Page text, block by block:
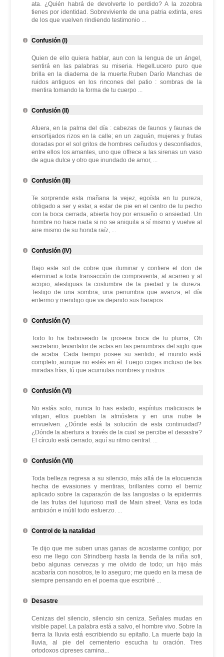
ata. ¿Quién habrá de devolverte lo perdido? A la zozobra
tienes por identidad. Sobreviviente de una patria extinta, eres
de los que vuelven rindiendo testimonio ...
Confusión (I)
Quien de ello quiera hablar, aun con la lengua de un ángel,
sentirá en las palabras su miseria. HegelLucero puro que
brilla en la diadema de la muerte.Ruben Darío Manchas de
ruidos antiguos en los rincones del patio : sombras de la
mentira tomando la forma de tu cuerpo ...
Confusión (II)
Afuera, en la palma del día : cabezas de faunos y faunas de
ensortijados rizos en la calle; en un zaguán, mujeres y frutas
doradas por el sol gritos de hombres ceñudos y desconfiados,
entre ellos los amantes, uno que offrece a las sirenas un vaso
de agua dulce y otro que inundado de amor, ...
Confusión (III)
Te sorprende esta mañana la vejez, egoísta en tu pureza,
obligado a ser y estar, a estar de pie en el centro de tu pecho
con la boca cerrada, abierta hoy por ensueño o ansiedad. Un
hombre no hace nada si no se aniquila a sí mismo y vuelve al
aire mismo de su honda raíz, ...
Confusión (IV)
Bajo este sol de cobre que iluminar y confiere el don de
eterninad a toda transacción de compraventa, al acarreo y al
acopio, atestiguas la costumbre de la piedad y la dureza.
Testigo de una sombra, una penumbra que avanza, el día
enfermo y mendigo que va dejando sus harapos ...
Confusión (V)
Todo lo ha baboseado la grosera boca de tu pluma, Oh
secretario, levantator de actas en las penumbras del siglo que
de acaba. Cada tiempo posee su sentido, el mundo está
completo, aunque no estés en él. Fuego coges incluso de las
miradas frías, tú que acumulas nombres y rostros ...
Confusión (VI)
No estás solo, nunca lo has estado, espíritus maliciosos te
viligan, ellos pueblan la atmósfera y en una nube te
envuelven. ¿Dónde está la solución de esta continuidad?
¿Dónde la abertura a través de la cual se percibe el desastre?
El círculo está cerrado, aquí su ritmo central. ...
Confusión (VII)
Toda belleza regresa a su silencio, más allá de la elocuencia
hecha de evasiones y mentiras, brillantes como el berniz
aplicado sobre la caparazón de las langostas o la epidermis
de las frutas del lujurioso mall de Main street. Vana es toda
ambición e inútil todo esfuerzo. ...
Control de la natalidad
Te dijo que me suben unas ganas de acostarme contigo; por
eso me llego con Strindberg hasta la tienda de la niña sofi,
bebo algunas cervezas y me olvido de todo; un hijo más
acabaría con nosotros, te lo aseguro; me quedo en la mesa de
siempre pensando en el poema que escribiré ...
Desastre
Cenizas del silencio, silencio sin ceniza. Señales mudas en
visible papel. La palabra está a salvo, el hombre vivo. Sobre la
tierra la lluvia está escribiendo su epitafio. La muerte bajo la
lluvia, al pie del cementerio escucha tu oración. Tres
ortodoxos cipreses camina...